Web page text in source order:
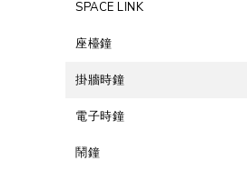
SPACE LINK
座檯鐘
掛牆時鐘
電子時鐘
鬧鐘